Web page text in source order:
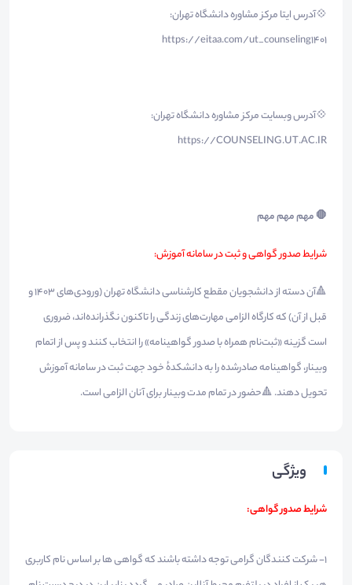
💠آدرس ایتا مرکز مشاوره دانشگاه تهران:
https://eitaa.com/ut_counseling1401
💠آدرس وبسایت مرکز مشاوره دانشگاه تهران:
https://COUNSELING.UT.AC.IR
🛑 مهم مهم مهم
شرایط صدور گواهی و ثبت در سامانه آموزش:
🔺آن دسته از دانشجویان مقطع کارشناسی دانشگاه تهران (ورودی‌های ۱۴۰۳ و
قبل از آن) که کارگاه الزامی مهارت‌های زندگی را تاکنون نگذرانده‌اند، ضروری
است گزینه «ثبت‌نام همراه با صدور گواهینامه» را انتخاب کنند و پس از اتمام
وبینار، گواهینامه صادرشده را به دانشکدهٔ خود جهت ثبت در سامانه آموزش
تحویل دهند. 🔺حضور در تمام مدت وبینار برای آنان الزامی است.
ویژگی
شرایط صدور گواهی:
1- شرکت کنندگان گرامی توجه داشته باشند که گواهی ها بر اساس نام کاربری